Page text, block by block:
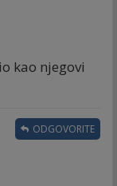
kao njegovi
ODGOVORITE